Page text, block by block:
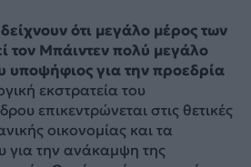
ότι μεγάλο μέρος των
Μπάιντεν πολύ μεγάλο
υποψήφιος για την προεδρία
εκστρατεία του
επικεντρώνεται στις θετικές
οικονομίας και τα
για την ανάκαμψη της